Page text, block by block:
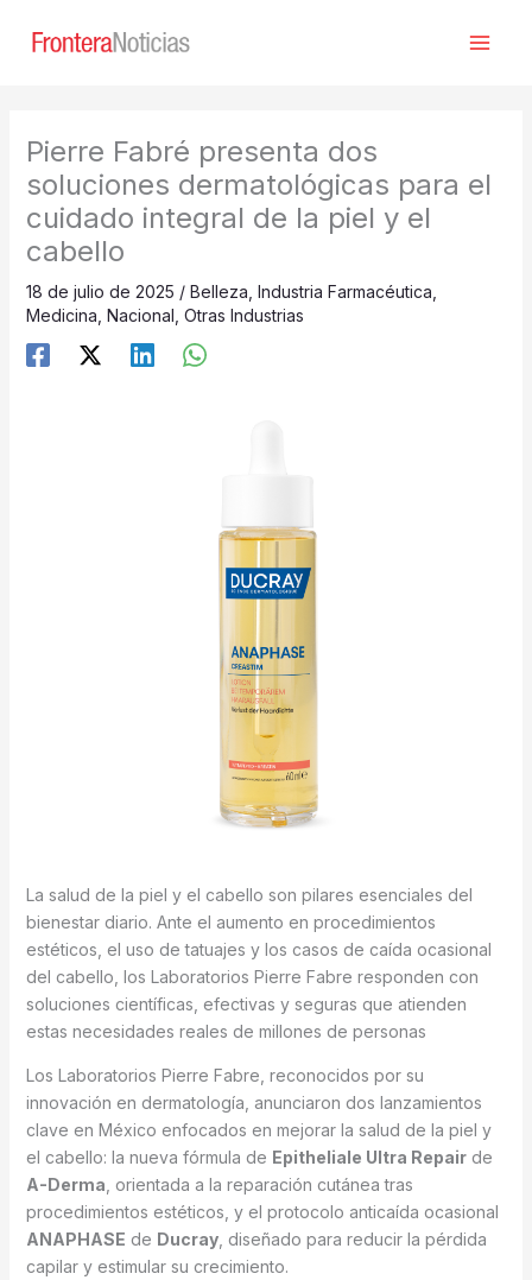
Pierre Fabré presenta dos
soluciones dermatológicas para el
cuidado integral de la piel y el
cabello
18 de julio de 2025 / Belleza Industria Farmacéutica
Medicina Nacional Otras Industrias
La salud de la piel y el cabello son pilares esenciales del
bienestar diario. Ante el aumento en procedimientos
estéticos, el uso de tatuajes y los casos de caída ocasional
del cabello, los Laboratorios Pierre Fabre responden con
soluciones científicas, efectivas y seguras que atienden
estas necesidades reales de millones de personas
Los Laboratorios Pierre Fabre, reconocidos por su
innovación en dermatología, anunciaron dos lanzamientos
clave en México enfocados en mejorar la salud de la piel y
el cabello: la nueva fórmula de Epitheliale Ultra Repairde
A-Derma , orientada a la reparación cutánea tras
procedimientos estéticos, y el protocolo anticaída ocasional
ANAPHASE de Ducray, diseñado para reducir la pérdida
capilar y estimular su crecimiento.